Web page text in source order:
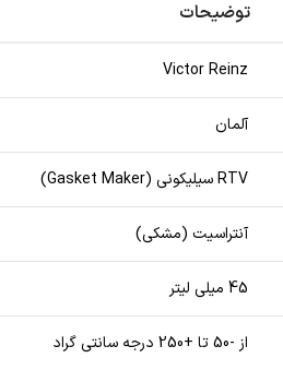
توضیحات
Victor Reinz
آلمان
RTV سیلیکونی (Gasket Maker)
آنتراسیت (مشکی)
45 میلی لیتر
از -50 تا +250 درجه سانتی گراد